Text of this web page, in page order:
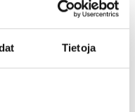
Tietoja
VOIMASSA